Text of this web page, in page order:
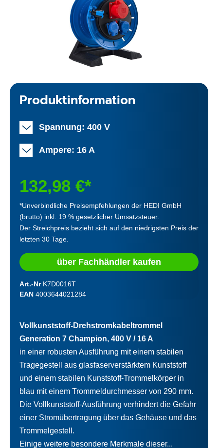
Produktinformation
Spannung: 400 V
Ampere: 16 A
132,98 €*
*Unverbindliche Preisempfehlungen der HEDI GmbH
(brutto) inkl. 19 % gesetzlicher Umsatzsteuer.
Der Streichpreis bezieht sich auf den niedrigsten Preis der
letzten 30 Tage.
über Fachhändler kaufen
Art.-Nr K7D0016T
EAN 4003644021284
Vollkunststoff-Drehstromkabeltrommel
Generation 7 Champion, 400 V / 16 A
in einer robusten Ausführung mit einem stabilen
Tragegestell aus glasfaserverstärktem Kunststoff
und einem stabilen Kunststoff-Trommelkörper in
blau mit einem Trommeldurchmesser von 290 mm.
Die Vollkunststoff-Ausführung verhindert die Gefahr
einer Stromübertragung über das Gehäuse und das
Trommelgestell.
Einige weitere besondere Merkmale dieser...